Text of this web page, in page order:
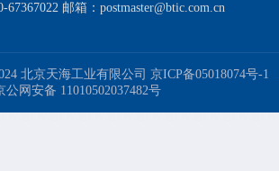
67367022 邮箱：postmaster@btic.com.cn
北京天海工业有限公司 京ICP备05018074号-1
公网安备 11010502037482号